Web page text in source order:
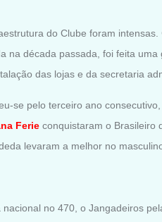
do Clube foram
na década passada, foi feita
das lojas e da secretaria
se pelo terceiro ano
Ferie conquistaram o Brasileiro
levaram a melhor no
no 470, o Jangadeiros